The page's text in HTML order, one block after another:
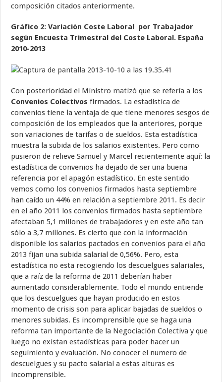
composición citados anteriormente.
Gráfico 2: Variación Coste Laboral por Trabajador
según Encuesta Trimestral del Coste Laboral. España
2010-2013
Con posterioridad el Ministro matizó que se refería a los
Convenios Colectivos firmados. La estadística de
convenios tiene la ventaja de que tiene menores sesgos de
composición de los empleados que la anteriores, porque
son variaciones de tarifas o de sueldos. Esta estadística
muestra la subida de los salarios existentes. Pero como
pusieron de relieve Samuel y Marcel recientementeaquí: la
estadística de convenios ha dejado de ser una buena
referencia por el apagón estadístico. En este sentido
vemos como los convenios firmados hasta septiembre
han caído un 44% en relación a septiembre 2011. Es decir
en el año 2011 los convenios firmados hasta septiembre
afectaban 5,1 millones de trabajadores y en este año tan
sólo a 3,7 millones. Es cierto que con la información
disponible los salarios pactados en convenios para el año
2013 fijan una subida salarial de 0,56%. Pero, esta
estadística no esta recogiendo los descuelgues salariales,
que a raíz de la reforma de 2011 deberían haber
aumentado considerablemente. Todo el mundo entiende
que los descuelgues que hayan producido en estos
momento de crisis son para aplicar bajadas de sueldos o
menores subidas. Es incomprensible que se haga una
reforma tan importante de la Negociación Colectiva y que
luego no existan estadísticas para poder hacer un
seguimiento y evaluación. No conocer el numero de
descuelgues y su pacto salarial a estas alturas es
incomprensible.